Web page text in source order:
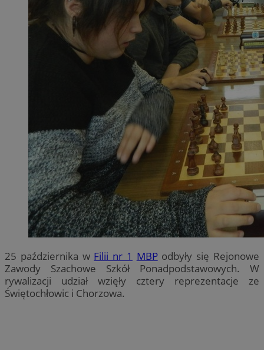
25 października w Filii nr 1 MBPodbyły się Rejonowe
Zawody Szachowe Szkół Ponadpodstawowych. W
rywalizacji udział wzięły cztery reprezentacje ze
Świętochłowic i Chorzowa.